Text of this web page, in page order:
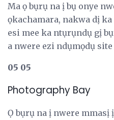
Ma ọ bụrụ na ị bụ onye
ọkachamara, nakwa dị
esi mee ka ntụrụndụ gị
a nwere ezi ndụmọdụ
05 05
Photography Bay
Ọ bụrụ na ị nwere mmasị